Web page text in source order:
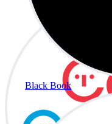
Black Book